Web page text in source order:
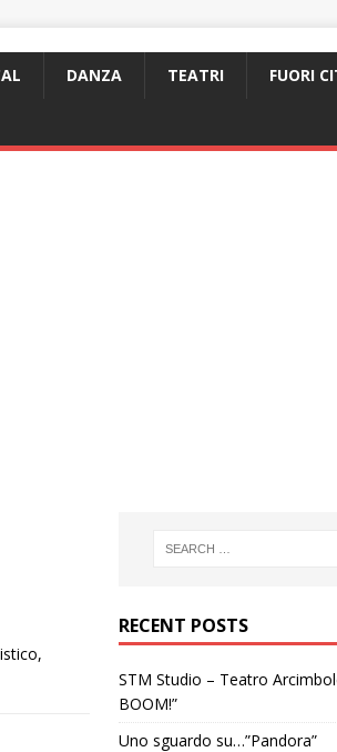
DANZA TEATRI FUORI
RECENT POSTS
STM Studio – Teatro
BOOM!”
Uno sguardo su…”Pandora”